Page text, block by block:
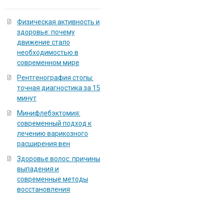
Физическая активность и
здоровье: почему
движение стало
необходимостью в
современном мире
Рентгенография стопы:
точная диагностика за 15
минут
Минифлебэктомия:
современный подход к
лечению варикозного
расширения вен
Здоровье волос: причины
выпадения и
современные методы
восстановления